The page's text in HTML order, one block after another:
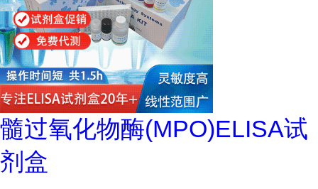
髓过氧化物酶(MPO)ELISA试
剂盒